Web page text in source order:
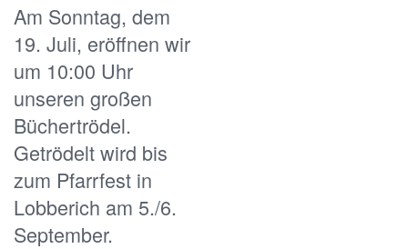
Am Sonntag, dem
19. Juli, eröffnen wir
um 10:00 Uhr
unseren großen
Büchertrödel.
Getrödelt wird bis
zum Pfarrfest in
Lobberich am 5./6.
September.